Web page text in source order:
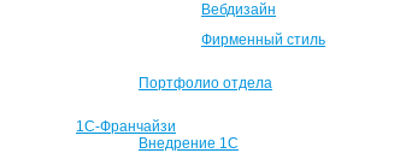
Вебдизайн
Фирменный стиль
Портфолио отдела
1С-Франчайзи
Внедрение 1С